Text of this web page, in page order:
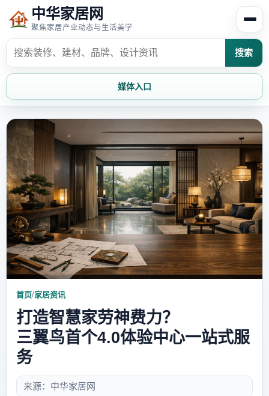
中华家居网
聚焦家居产业动态与生活美学
搜索
媒体入口
首页
家居风水 家居欣赏
时尚饰家 装修设计
家具知识 家居文化
家装攻略 创意家居
首页/家居资讯
打造智慧家劳神费力？
三翼鸟首个4.0体验中心一站式服
务
来源：中华家居网